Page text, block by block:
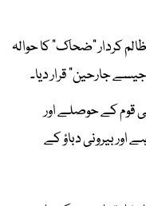
کردار “ضحاک” کا حوالہ
جارحین” قرار دیا۔
قوم کے حوصلے اور
بیرونی دباؤ کے